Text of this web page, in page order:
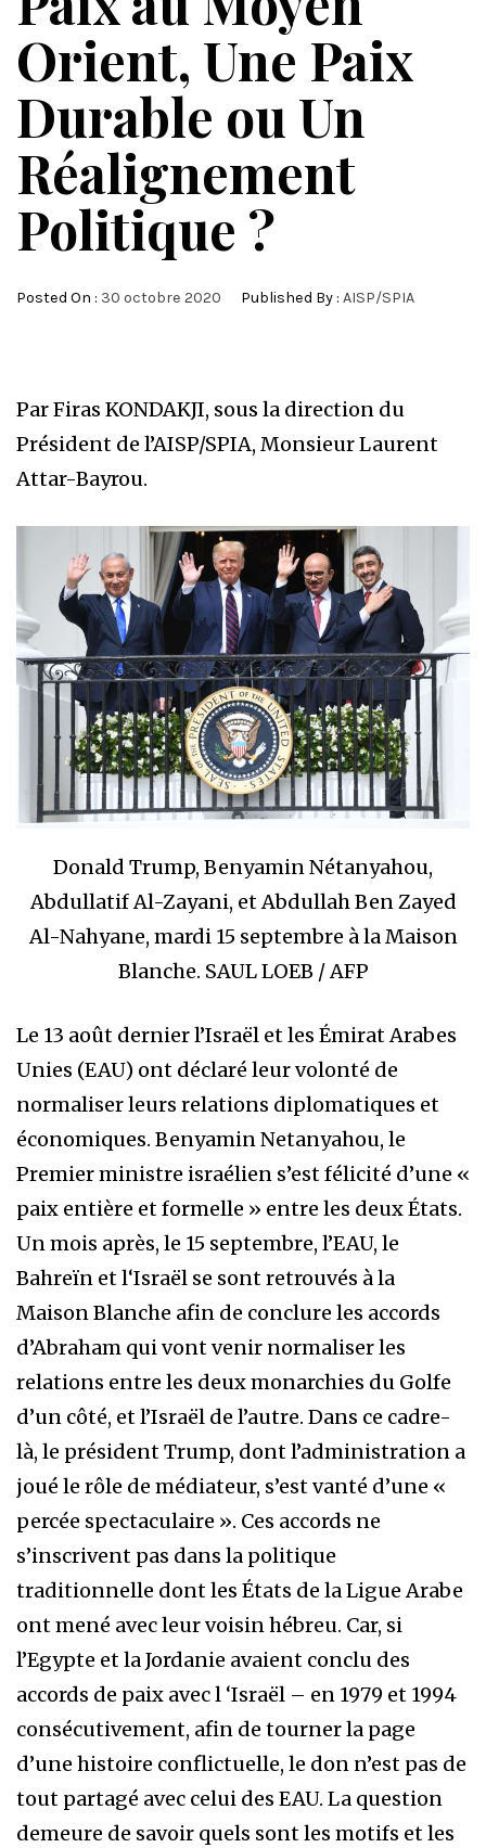
Orient, Une Paix
Durable ou Un
Réalignement
Politique ?
Posted On : 30 octobre 2020 Published By : AISP/SPIA
Par Firas KONDAKJI, sous la direction du
Président de l’AISP/SPIA, Monsieur Laurent
Attar-Bayrou.
Donald Trump, Benyamin Nétanyahou,
Abdullatif Al-Zayani, et Abdullah Ben Zayed
Al-Nahyane, mardi 15 septembre à la Maison
Blanche. SAUL LOEB / AFP
Le 13 août dernier l’Israël et les Émirat Arabes
Unies (EAU) ont déclaré leur volonté de
normaliser leurs relations diplomatiques et
économiques. Benyamin Netanyahou, le
Premier ministre israélien s’est félicité d’une «
paix entière et formelle » entre les deux États.
Un mois après, le 15 septembre, l’EAU, le
Bahreïn et l‘Israël se sont retrouvés à la
Maison Blanche afin de conclure les accords
d’Abraham qui vont venir normaliser les
relations entre les deux monarchies du Golfe
d’un côté, et l’Israël de l’autre. Dans ce cadre-
là, le président Trump, dont l’administration a
joué le rôle de médiateur, s’est vanté d’une «
percée spectaculaire ». Ces accords ne
s’inscrivent pas dans la politique
traditionnelle dont les États de la Ligue Arabe
ont mené avec leur voisin hébreu. Car, si
l’Egypte et la Jordanie avaient conclu des
accords de paix avec l ‘Israël – en 1979 et 1994
consécutivement, afin de tourner la page
d’une histoire conflictuelle, le don n’est pas de
tout partagé avec celui des EAU. La question
demeure de savoir quels sont les motifs et les